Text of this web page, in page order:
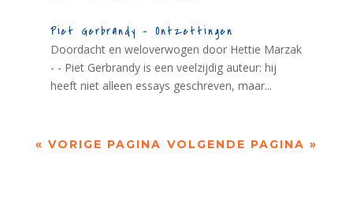
Piet Gerbrandy – Ontzettingen
Doordacht en weloverwogen door Hettie Marzak
- - Piet Gerbrandy is een veelzijdig auteur: hij
heeft niet alleen essays geschreven, maar...
« VORIGE PAGINA VOLGENDE PAGINA »